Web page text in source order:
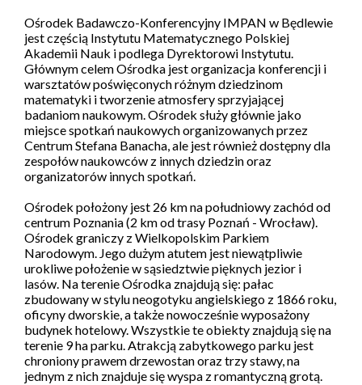
Ośrodek Badawczo-Konferencyjny IMPAN w Będlewie
jest częścią Instytutu Matematycznego Polskiej
Akademii Nauk i podlega Dyrektorowi Instytutu.
Głównym celem Ośrodka jest organizacja konferencji i
warsztatów poświęconych różnym dziedzinom
matematyki i tworzenie atmosfery sprzyjającej
badaniom naukowym. Ośrodek służy głównie jako
miejsce spotkań naukowych organizowanych przez
Centrum Stefana Banacha, ale jest również dostępny dla
zespołów naukowców z innych dziedzin oraz
organizatorów innych spotkań.
Ośrodek położony jest 26 km na południowy zachód od
centrum Poznania (2 km od trasy Poznań - Wrocław).
Ośrodek graniczy z Wielkopolskim Parkiem
Narodowym. Jego dużym atutem jest niewątpliwie
urokliwe położenie w sąsiedztwie pięknych jezior i
lasów. Na terenie Ośrodka znajdują się: pałac
zbudowany w stylu neogotyku angielskiego z 1866 roku,
oficyny dworskie, a także nowocześnie wyposażony
budynek hotelowy. Wszystkie te obiekty znajdują się na
terenie 9 ha parku. Atrakcją zabytkowego parku jest
chroniony prawem drzewostan oraz trzy stawy, na
jednym z nich znajduje się wyspa z romantyczną grotą.